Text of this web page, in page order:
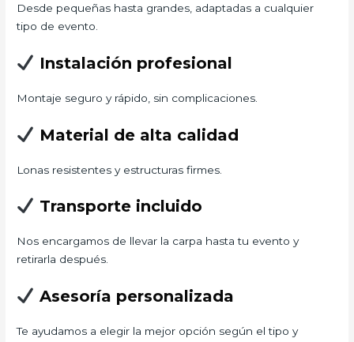
Desde pequeñas hasta grandes, adaptadas a cualquier
tipo de evento.
Instalación profesional
Montaje seguro y rápido, sin complicaciones.
Material de alta calidad
Lonas resistentes y estructuras firmes.
Transporte incluido
Nos encargamos de llevar la carpa hasta tu evento y
retirarla después.
Asesoría personalizada
Te ayudamos a elegir la mejor opción según el tipo y